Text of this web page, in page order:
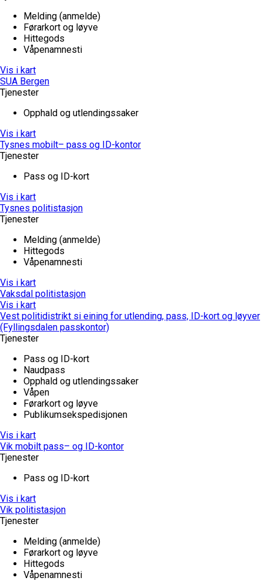
Melding (anmelde)
Førarkort og løyve
Hittegods
Våpenamnesti
Vis i kart
SUA Bergen
Tjenester
Opphald og utlendingssaker
Vis i kart
Tysnes mobilt– pass og ID-kontor
Tjenester
Pass og ID-kort
Vis i kart
Tysnes politistasjon
Tjenester
Melding (anmelde)
Hittegods
Våpenamnesti
Vis i kart
Vaksdal politistasjon
Vis i kart
Vest politidistrikt si eining for utlending, pass, ID-kort og løyver
(Fyllingsdalen passkontor)
Tjenester
Pass og ID-kort
Naudpass
Opphald og utlendingssaker
Våpen
Førarkort og løyve
Publikumsekspedisjonen
Vis i kart
Vik mobilt pass– og ID-kontor
Tjenester
Pass og ID-kort
Vis i kart
Vik politistasjon
Tjenester
Melding (anmelde)
Førarkort og løyve
Hittegods
Våpenamnesti